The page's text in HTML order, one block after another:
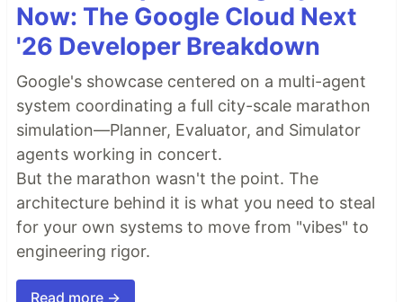
Now: The Google Cloud Next
'26 Developer Breakdown
Google's showcase centered on a multi-agent
system coordinating a full city-scale marathon
simulation—Planner, Evaluator, and Simulator
agents working in concert.
But the marathon wasn't the point. The
architecture behind it is what you need to steal
for your own systems to move from "vibes" to
engineering rigor.
Read more →